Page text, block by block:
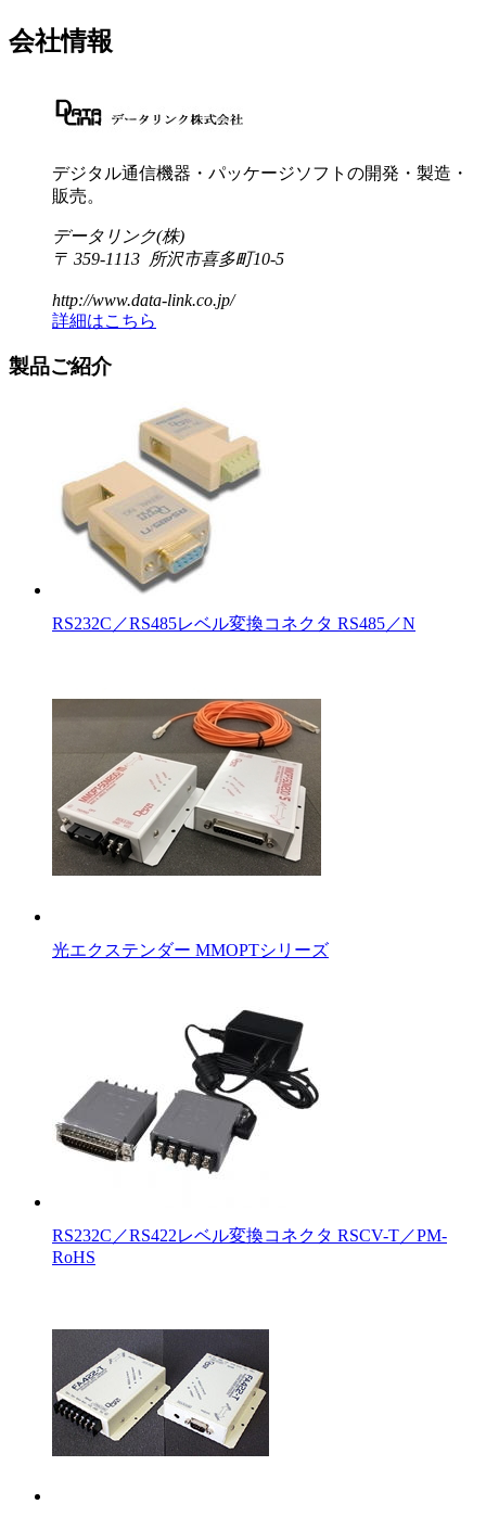
会社情報
デジタル通信機器・パッケージソフトの開発・製造・
販売。
データリンク(株)
〒 359-1113 所沢市喜多町10-5
http://www.data-link.co.jp/
詳細はこちら
製品ご紹介
RS232C／RS485レベル変換コネクタ RS485／N
光エクステンダー MMOPTシリーズ
RS232C／RS422レベル変換コネクタ RSCV-T／PM-
RoHS